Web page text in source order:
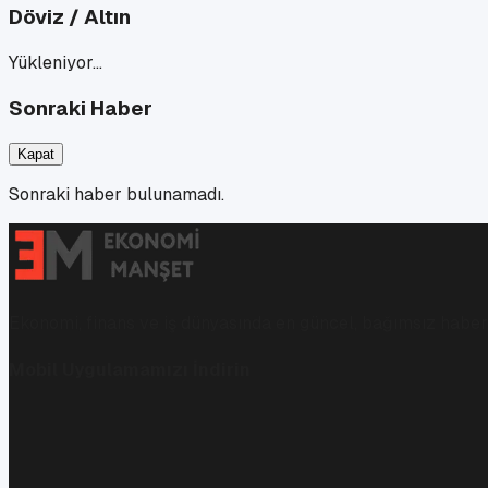
Döviz / Altın
Yükleniyor…
Sonraki Haber
Kapat
Sonraki haber bulunamadı.